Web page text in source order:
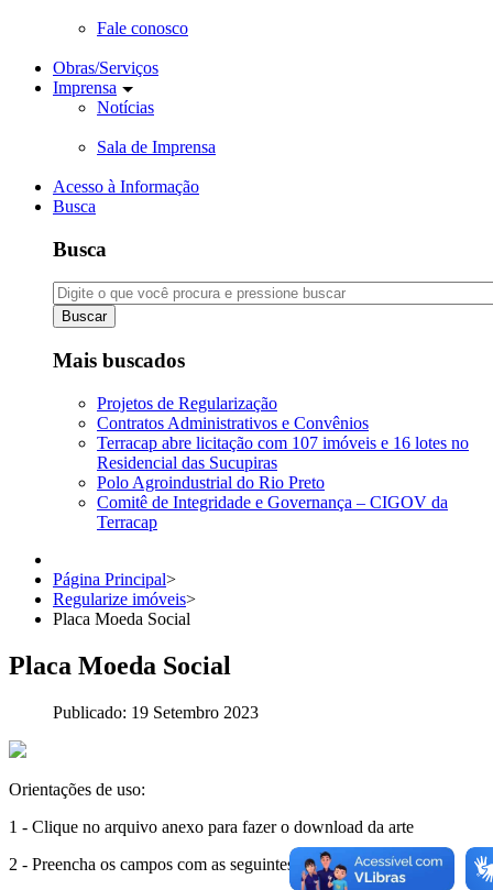
Fale conosco
Obras/Serviços
Imprensa
Notícias
Sala de Imprensa
Acesso à Informação
Busca
Busca
Buscar
Mais buscados
Projetos de Regularização
Contratos Administrativos e Convênios
Terracap abre licitação com 107 imóveis e 16 lotes no
Residencial das Sucupiras
Polo Agroindustrial do Rio Preto
Comitê de Integridade e Governança – CIGOV da
Terracap
Página Principal>
Regularize imóveis>
Placa Moeda Social
Placa Moeda Social
Publicado: 19 Setembro 2023
Orientações de uso:
1 - Clique no arquivo anexo para fazer o download da arte
2 - Preencha os campos com as seguintes informações: